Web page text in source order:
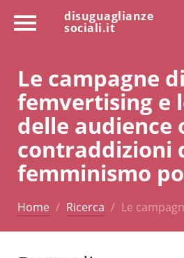
disuguaglianze
sociali.it
Le campagne di
femvertising e
delle audience
contraddizioni
femminismo
Home Ricerca Le